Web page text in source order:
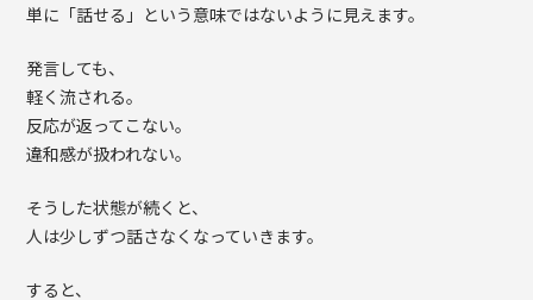
単に「話せる」という意味ではないように見えます。
発言しても、
軽く流される。
反応が返ってこない。
違和感が扱われない。
そうした状態が続くと、
人は少しずつ話さなくなっていきます。
すると、